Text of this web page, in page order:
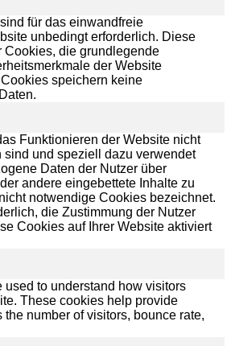
für das einwandfreie
unbedingt erforderlich. Diese
Cookies, die grundlegende
der Website
speichern keine
Funktionieren der Website nicht
sind und speziell dazu verwendet
Daten der Nutzer über
andere eingebettete Inhalte zu
notwendige Cookies bezeichnet.
die Zustimmung der Nutzer
Cookies auf Ihrer Website aktiviert
to understand how visitors
These cookies help provide
the number of visitors, bounce rate,